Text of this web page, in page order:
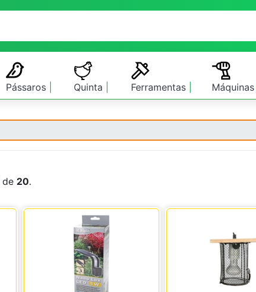
Pássaros Quinta Ferramentas Máquinas
de 20.